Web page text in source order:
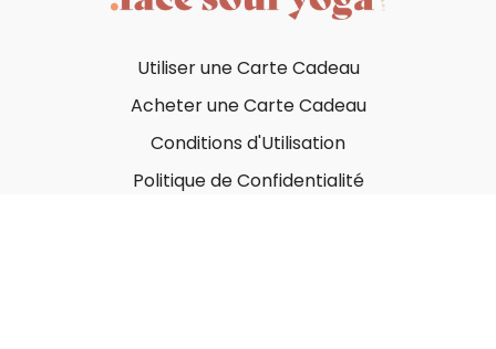
Utiliser une Carte Cadeau
Acheter une Carte Cadeau
Conditions d'Utilisation
Politique de Confidentialité